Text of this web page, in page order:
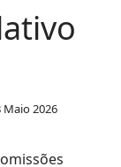
Maio 2026